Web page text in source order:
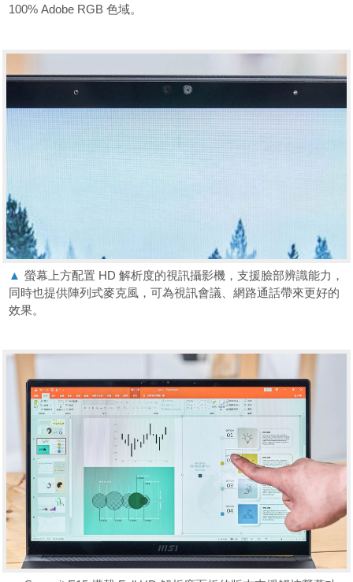
100% Adobe RGB 色域。
▲ 螢幕上方配置 HD 解析度的視訊攝影機，支援臉部辨識能力，
同時也提供陣列式麥克風，可為視訊會議、網路通話帶來更好的
效果。